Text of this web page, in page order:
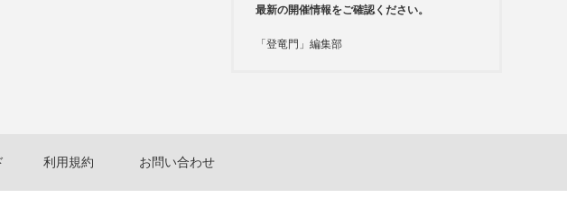
最新の開催情報をご確認ください。
「登竜門」編集部
利用規約 お問い合わせ